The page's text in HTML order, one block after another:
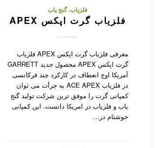
فلزیاب,گنج یاب
فلزیاب گرت اپکس APEX
معرفی فلزیاب گرت اپکس APEX فلزیاب
گرت اپکس APEX محصول جدید GARRETT
آمریکا اوج انعطاف در کارکرد چند فرکانسی
در فلزیاب ACE APEX به جرأت می توان
کمپانی گرت را موفق ترین شرکت تولید گنج
یاب و فلزیاب در امریکا دانست. این کمپانی
خوشنام در…